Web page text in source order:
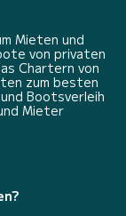
Mieten und
von privaten
Chartern von
zum besten
Bootsverleih
Mieter